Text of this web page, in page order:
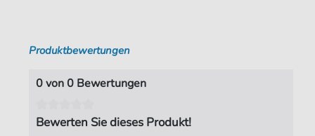
Seiten:
Verlag:
Verlag C. Hofius
Produktbewertungen
0 von 0 Bewertungen
Bewerten Sie dieses Produkt!